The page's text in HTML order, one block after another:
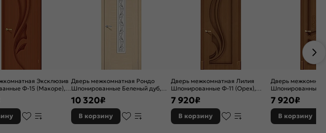
Эксклюзив
Ф-15 (Макоре),
щитовая
Дверь межкомнатная Рондо
Шпонированные Беленый дуб,
остекленная, сатинат белый
художественный, каркасно-
щитовая
10 320₽
В корзину
Дверь межкомнатная Лилия
Шпонированные Ф-11 (Орех),
глухая, каркасно-щитовая
7 920₽
В корзину
Дверь
Шпонированные
глухая, каркасно-
7 920₽
В корзину